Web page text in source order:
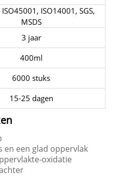
ISO14001, SGS,
MSDS
3 jaar
400ml
6000 stuks
15-25 dagen
en een glad oppervlak
oxidatie